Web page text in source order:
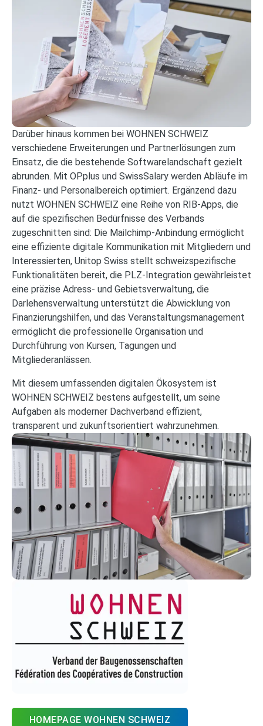
Darüber hinaus kommen bei WOHNEN SCHWEIZ
verschiedene Erweiterungen und Partnerlösungen zum
Einsatz, die die bestehende Softwarelandschaft gezielt
abrunden. Mit OPplus und SwissSalary werden Abläufe im
Finanz- und Personalbereich optimiert. Ergänzend dazu
nutzt WOHNEN SCHWEIZ eine Reihe von RIB-Apps, die
auf die spezifischen Bedürfnisse des Verbands
zugeschnitten sind: Die Mailchimp-Anbindung ermöglicht
eine effiziente digitale Kommunikation mit Mitgliedern und
Interessierten, Unitop Swiss stellt schweizspezifische
Funktionalitäten bereit, die PLZ-Integration gewährleistet
eine präzise Adress- und Gebietsverwaltung, die
Darlehensverwaltung unterstützt die Abwicklung von
Finanzierungshilfen, und das Veranstaltungsmanagement
ermöglicht die professionelle Organisation und
Durchführung von Kursen, Tagungen und
Mitgliederanlässen.
Mit diesem umfassenden digitalen Ökosystem ist
WOHNEN SCHWEIZ bestens aufgestellt, um seine
Aufgaben als moderner Dachverband effizient,
transparent und zukunftsorientiert wahrzunehmen.
HOMEPAGE WOHNEN SCHWEIZ